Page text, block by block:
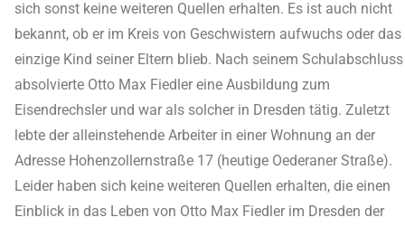
sich sonst keine weiteren Quellen erhalten. Es ist auch nicht
bekannt, ob er im Kreis von Geschwistern aufwuchs oder das
einzige Kind seiner Eltern blieb. Nach seinem Schulabschluss
absolvierte Otto Max Fiedler eine Ausbildung zum
Eisendrechsler und war als solcher in Dresden tätig. Zuletzt
lebte der alleinstehende Arbeiter in einer Wohnung an der
Adresse Hohenzollernstraße 17 (heutige Oederaner Straße).
Leider haben sich keine weiteren Quellen erhalten, die einen
Einblick in das Leben von Otto Max Fiedler im Dresden der